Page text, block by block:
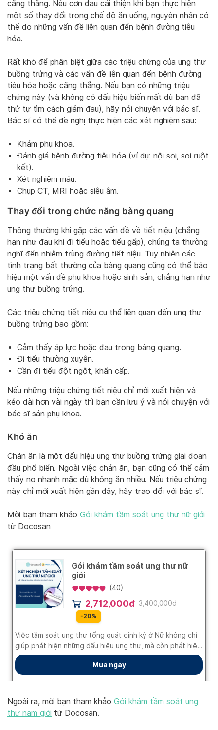
căng thẳng. Nếu cơn đau cải thiện khi bạn thực hiện
một số thay đổi trong chế độ ăn uống, nguyên nhân có
thể do những vấn đề liên quan đến bệnh đường tiêu
hóa.
Rất khó để phân biệt giữa các triệu chứng của ung thư
buồng trứng và các vấn đề liên quan đến bệnh đường
tiêu hóa hoặc căng thẳng. Nếu bạn có những triệu
chứng này (và không có dấu hiệu biến mất dù bạn đã
thử tự tìm cách giảm đau), hãy nói chuyện với bác sĩ.
Bác sĩ có thể đề nghị thực hiện các xét nghiệm sau:
Khám phụ khoa.
Đánh giá bệnh đường tiêu hóa (ví dụ: nội soi, soi ruột
kết).
Xét nghiệm máu.
Chụp CT, MRI hoặc siêu âm.
Thay đổi trong chức năng bàng quang
Thông thường khi gặp các vấn đề về tiết niệu (chẳng
hạn như đau khi đi tiểu hoặc tiểu gấp), chúng ta thường
nghĩ đến nhiễm trùng đường tiết niệu. Tuy nhiên các
tình trạng bất thường của bàng quang cũng có thể báo
hiệu một vấn đề phụ khoa hoặc sinh sản, chẳng hạn như
ung thư buồng trứng.
Các triệu chứng tiết niệu cụ thể liên quan đến ung thư
buồng trứng bao gồm:
Cảm thấy áp lực hoặc đau trong bàng quang.
Đi tiểu thường xuyên.
Cần đi tiểu đột ngột, khẩn cấp.
Nếu những triệu chứng tiết niệu chỉ mới xuất hiện và
kéo dài hơn vài ngày thì bạn cần lưu ý và nói chuyện với
bác sĩ sản phụ khoa.
Khó ăn
Chán ăn là một dấu hiệu ung thư buồng trứng giai đoạn
đầu phổ biến. Ngoài việc chán ăn, bạn cũng có thể cảm
thấy no nhanh mặc dù không ăn nhiều. Nếu triệu chứng
này chỉ mới xuất hiện gần đây, hãy trao đổi với bác sĩ.
Mời bạn tham khảo Gói khám tầm soát ung thư nữ giới
từ Docosan
Ngoài ra, mời bạn tham khảo Gói khám tầm soát ung
thư nam giới từ Docosan.